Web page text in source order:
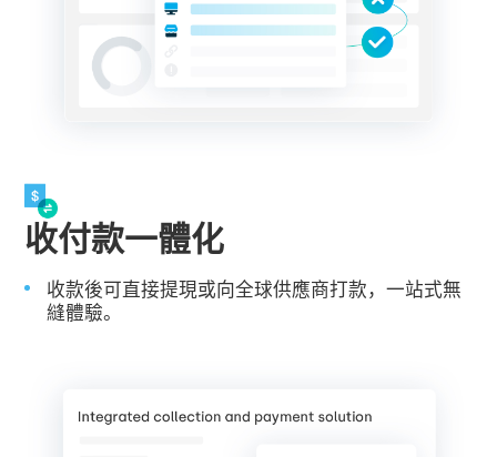
收付款一體化
收款後可直接提現或向全球供應商打款，一站式無
縫體驗。